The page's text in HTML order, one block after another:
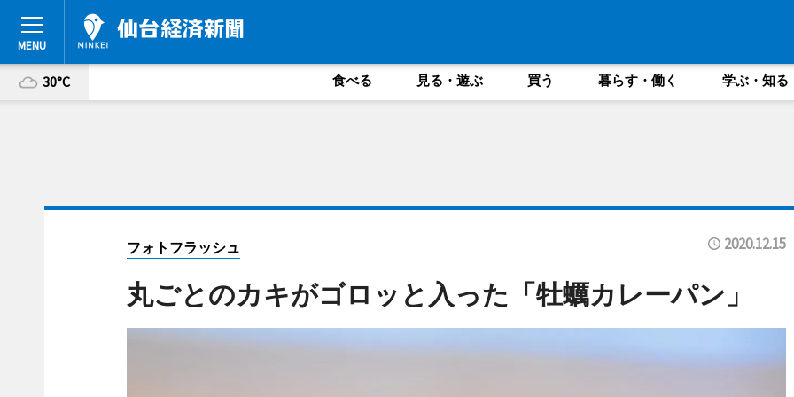
30°C 食べる 見る・遊ぶ 買う 暮らす・働く 学ぶ・知る
フォトフラッシュ 2020.12.15
丸ごとのカキがゴロッと入った「牡蠣カレーパン」